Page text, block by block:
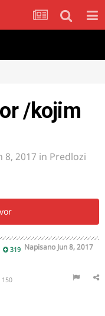
/kojim
8, 2017 in Predlozi
319 Napisano Jun 8, 2017